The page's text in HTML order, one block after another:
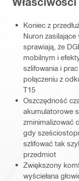
Koniec z
Nuron
sprawiają, że
mobilnym i
szlifowania i
połączeniu z
T15
Oszczędność
akumulatorowe
zminimalizować
gdy
szlifować tak
przedmiot
Zwiększony
wyściełana